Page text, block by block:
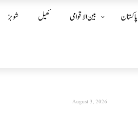
شوبز کھیل بین الا قوامی پاکستان
August 3, 2026